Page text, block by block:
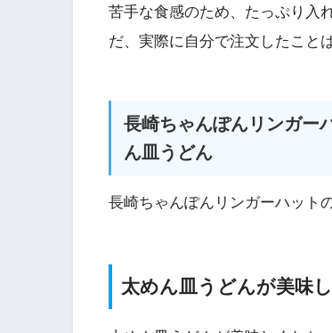
苦手な食感のため、たっぷり入
だ、実際に自分で注文したこと
長崎ちゃんぽんリンガー
ん皿うどん
長崎ちゃんぽんリンガーハット
太めん皿うどんが美味